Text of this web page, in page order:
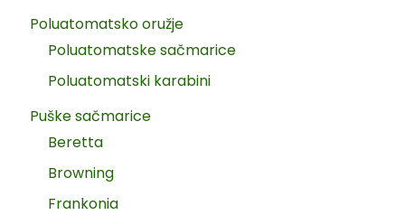
Poluatomatsko oružje
Poluatomatske sačmarice
Poluatomatski karabini
Puške sačmarice
Beretta
Browning
Frankonia